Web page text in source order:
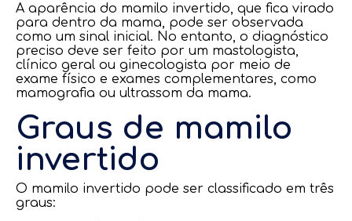
A aparência do mamilo invertido, que fica virado
para dentro da mama, pode ser observada
como um sinal inicial. No entanto, o diagnóstico
preciso deve ser feito por um mastologista,
clínico geral ou ginecologista por meio de
exame físico e exames complementares, como
mamografia ou ultrassom da mama.
Graus de mamilo
invertido
O mamilo invertido pode ser classificado em três
graus: